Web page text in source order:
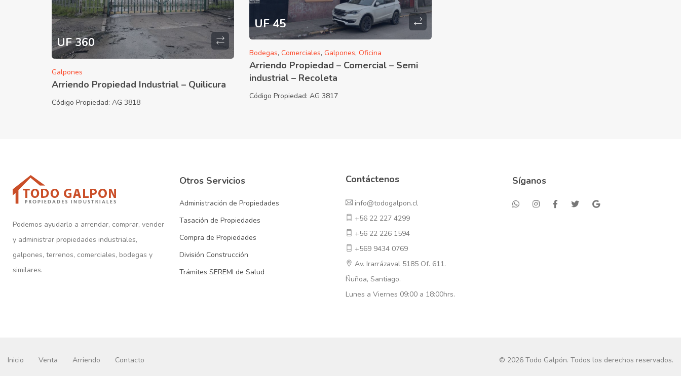
UF 360
Galpones
Arriendo Propiedad Industrial – Quilicura
Código Propiedad: AG 3818
UF 45
Bodegas, Comerciales, Galpones, Oficina
Arriendo Propiedad – Comercial – Semi
industrial – Recoleta
Código Propiedad: AG 3817
Podemos ayudarlo a arrendar, comprar, vender
y administrar propiedades industriales,
galpones, terrenos, comerciales, bodegas y
similares.
Otros Servicios
Administración de Propiedades
Tasación de Propiedades
Compra de Propiedades
División Construcción
Trámites SEREMI de Salud
Contáctenos
info@todogalpon.cl
+56 22 227 4299
+56 22 226 1594
+569 9434 0769
Av. Irarrázaval 5185 Of. 611.
Ñuñoa, Santiago.
Lunes a Viernes 09:00 a 18:00hrs.
Síganos
Inicio Venta Arriendo Contacto © 2026 Todo Galpón. Todos los derechos reservados.